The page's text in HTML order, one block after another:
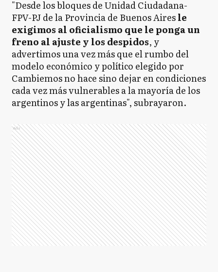
"Desde los bloques de Unidad Ciudadana-
FPV-PJ de la Provincia de Buenos Airesle
exigimos al oficialismo que le ponga un
freno al ajuste y los despidos, y
advertimos una vez más que el rumbo del
modelo económico y político elegido por
Cambiemos no hace sino dejar en condiciones
cada vez más vulnerables a la mayoría de los
argentinos y las argentinas", subrayaron.
Ads